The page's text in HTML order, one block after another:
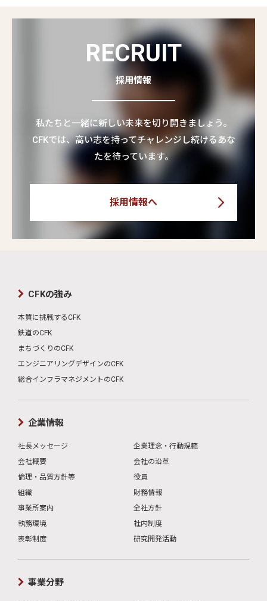
RECRUIT
採用情報
私たちと一緒に新しい未来を切り開きましょう。
CFKでは、高い志を持ってチャレンジし続けるあな
たを待っています。
採用情報へ
CFKの強み
本質に挑戦するCFK
鉄道のCFK
まちづくりのCFK
エンジニアリングデザインのCFK
総合インフラマネジメントのCFK
企業情報
社長メッセージ
企業理念・行動規範
会社概要
会社の沿革
倫理・品質方針等
役員
組織
財務情報
事業所案内
全社方針
執務環境
社内制度
表彰制度
研究開発活動
事業分野